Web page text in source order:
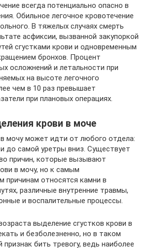
всегда потенциально опасно в
Обильное легочное кровотечение
В тяжелых случаях смерть
асфиксии, вызванной закупоркой
сгустками крови и одновременным
бронхов. Процент
осложнений и летальности при
на высоте легочного
чем в 10 раз превышает
при плановых операциях.
крови в моче
мочу может идти от любого отдела:
до самой уретры вниз. Существует
причин, которые вызывают
в мочу, но к самым
причинам относятся камни в
различные внутренние травмы,
и воспалительные процессы.
выделение сгустков крови в
и безболезненно, но в таком
признак бить тревогу, ведь наиболее